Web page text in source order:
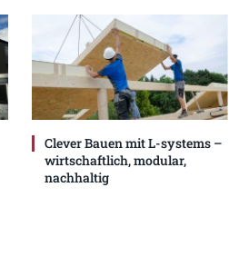
Clever Bauen mit L-systems –
wirtschaftlich, modular,
nachhaltig